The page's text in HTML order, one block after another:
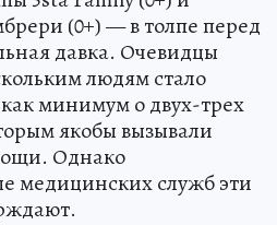
(0+) — в толпе перед
давка. Очевидцы
людям стало
минимум о двух-трех
якобы вызывали
Однако
медицинских служб эти